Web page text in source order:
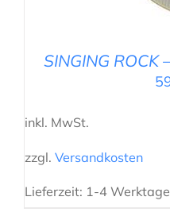
SINGING
inkl. MwSt.
zzgl. Versandkosten
Lieferzeit: 1-4 Werktage